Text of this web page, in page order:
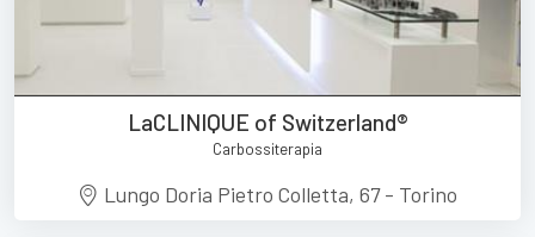
LaCLINIQUE of Switzerland®
Carbossiterapia
Lungo Doria Pietro Colletta, 67 - Torino